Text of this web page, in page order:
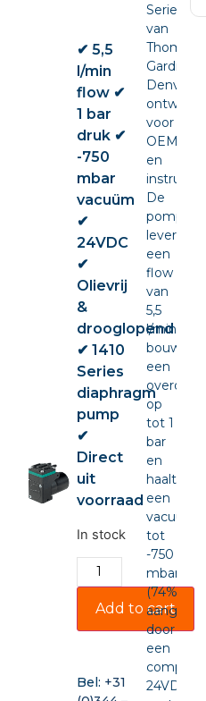
✔ 5,5
l/min
flow ✔
1 bar
druk ✔
-750
mbar
vacuüm
✔
24VDC
✔
Olievrij
&
drooglopend
✔ 1410
Series
diaphragm
pump
✔
Direct
uit
voorraad
In stock
Add to cart
Bel: +31
Series
van
Thomas
Gardner
Denver,
ontwikkeld
voor
OEM-
en
De
pomp
levert
een
flow
van
5,5
l/min,
bouwt
een
overdruk
op
tot 1
bar
en
haalt
een
vacuüm
tot
-750
mbar
(74%),
door
een
compacte
24VDC-